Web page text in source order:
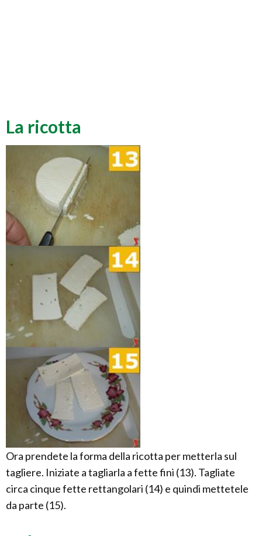
La ricotta
Ora prendete la forma della ricotta per metterla sul
tagliere. Iniziate a tagliarla a fette fini (13). Tagliate
circa cinque fette rettangolari (14) e quindi mettetele
da parte (15).